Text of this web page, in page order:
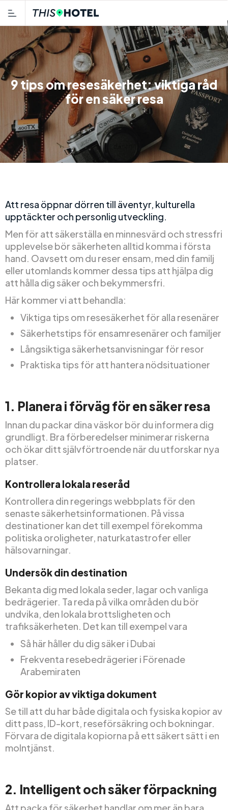
9 tips om resesäkerhet: viktiga råd
för en säker resa
Att resa öppnar dörren till äventyr, kulturella
upptäckter och personlig utveckling.
Men för att säkerställa en minnesvärd och stressfri
upplevelse bör säkerheten alltid komma i första
hand. Oavsett om du reser ensam, med din familj
eller utomlands kommer dessa tips att hjälpa dig
att hålla dig säker och bekymmersfri.
Här kommer vi att behandla:
Viktiga tips om resesäkerhet för alla resenärer
Säkerhetstips för ensamresenärer och familjer
Långsiktiga säkerhetsanvisningar för resor
Praktiska tips för att hantera nödsituationer
1. Planera i förväg för en säker resa
Innan du packar dina väskor bör du informera dig
grundligt. Bra förberedelser minimerar riskerna
och ökar ditt självförtroende när du utforskar nya
platser.
Kontrollera lokala reseråd
Kontrollera din regerings webbplats för den
senaste säkerhetsinformationen. På vissa
destinationer kan det till exempel förekomma
politiska oroligheter, naturkatastrofer eller
hälsovarningar.
Undersök din destination
Bekanta dig med lokala seder, lagar och vanliga
bedrägerier. Ta reda på vilka områden du bör
undvika, den lokala brottsligheten och
trafiksäkerheten. Det kan till exempel vara
Så här håller du dig säker i Dubai
Frekventa resebedrägerier i Förenade
Arabemiraten
Gör kopior av viktiga dokument
Se till att du har både digitala och fysiska kopior av
ditt pass, ID-kort, reseförsäkring och bokningar.
Förvara de digitala kopiorna på ett säkert sätt i en
molntjänst.
2. Intelligent och säker förpackning